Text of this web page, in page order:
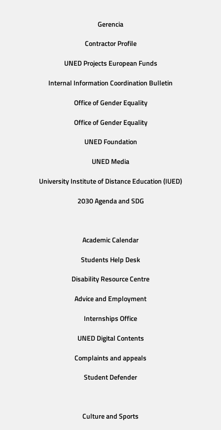
Gerencia
Contractor Profile
UNED Projects European Funds
Internal Information Coordination Bulletin
Office of Gender Equality
Office of Gender Equality
UNED Foundation
UNED Media
University Institute of Distance Education (IUED)
2030 Agenda and SDG
Academic Calendar
Students Help Desk
Disability Resource Centre
Advice and Employment
Internships Office
UNED Digital Contents
Complaints and appeals
Student Defender
Culture and Sports